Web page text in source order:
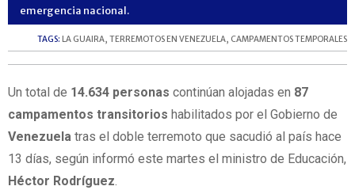
emergencia nacional.
TAGS: LA GUAIRA, TERREMOTOS EN VENEZUELA, CAMPAMENTOS TEMPORALES
Un total de 14.634 personas continúan alojadas en 87
campamentos transitorios habilitados por el Gobierno de
Venezuela tras el doble terremoto que sacudió al país hace
13 días, según informó este martes el ministro de Educación,
Héctor Rodríguez.